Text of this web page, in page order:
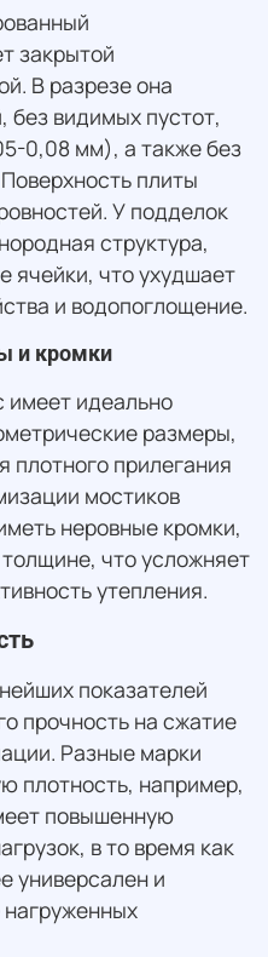
закрытой
В разрезе она
видимых пустот,
0,08 мм), а также без
плиты
У подделок
структура,
ячейки, что ухудшает
и водопоглощение.
и кромки
имеет идеально
размеры,
плотного прилегания
мостиков
неровные кромки,
что усложняет
утепления.
показателей
прочность на сжатие
Разные марки
плотность, например,
повышенную
в то время как
универсален и